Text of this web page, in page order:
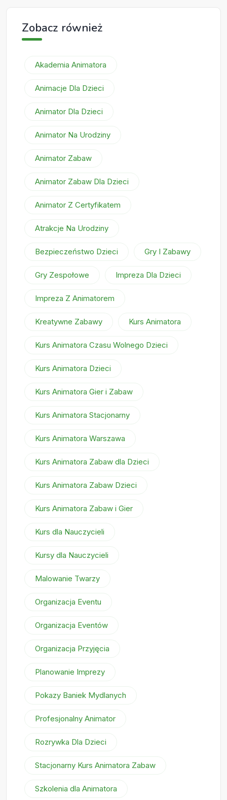
Zobacz również
Akademia Animatora
Animacje Dla Dzieci
Animator Dla Dzieci
Animator Na Urodziny
Animator Zabaw
Animator Zabaw Dla Dzieci
Animator Z Certyfikatem
Atrakcje Na Urodziny
Bezpieczeństwo Dzieci Gry I Zabawy
Gry Zespołowe Impreza Dla Dzieci
Impreza Z Animatorem
Kreatywne Zabawy Kurs Animatora
Kurs Animatora Czasu Wolnego Dzieci
Kurs Animatora Dzieci
Kurs Animatora Gier i Zabaw
Kurs Animatora Stacjonarny
Kurs Animatora Warszawa
Kurs Animatora Zabaw dla Dzieci
Kurs Animatora Zabaw Dzieci
Kurs Animatora Zabaw i Gier
Kurs dla Nauczycieli
Kursy dla Nauczycieli
Malowanie Twarzy
Organizacja Eventu
Organizacja Eventów
Organizacja Przyjęcia
Planowanie Imprezy
Pokazy Baniek Mydlanych
Profesjonalny Animator
Rozrywka Dla Dzieci
Stacjonarny Kurs Animatora Zabaw
Szkolenia dla Animatora